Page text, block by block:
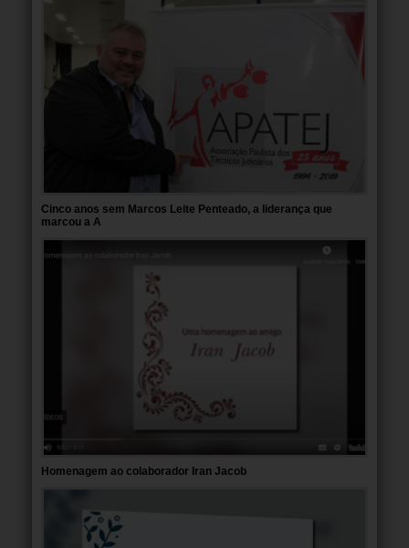
Cinco anos sem Marcos Leite Penteado, a liderança que
marcou a A
Homenagem ao colaborador Iran Jacob